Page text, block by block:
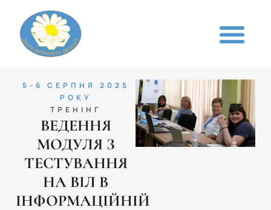
5-6 СЕРПНЯ 2025
РОКУ
ТРЕНІНГ
ВЕДЕННЯ
МОДУЛЯ З
ТЕСТУВАННЯ
НА ВІЛ В
ІНФОРМАЦІЙНІЙ